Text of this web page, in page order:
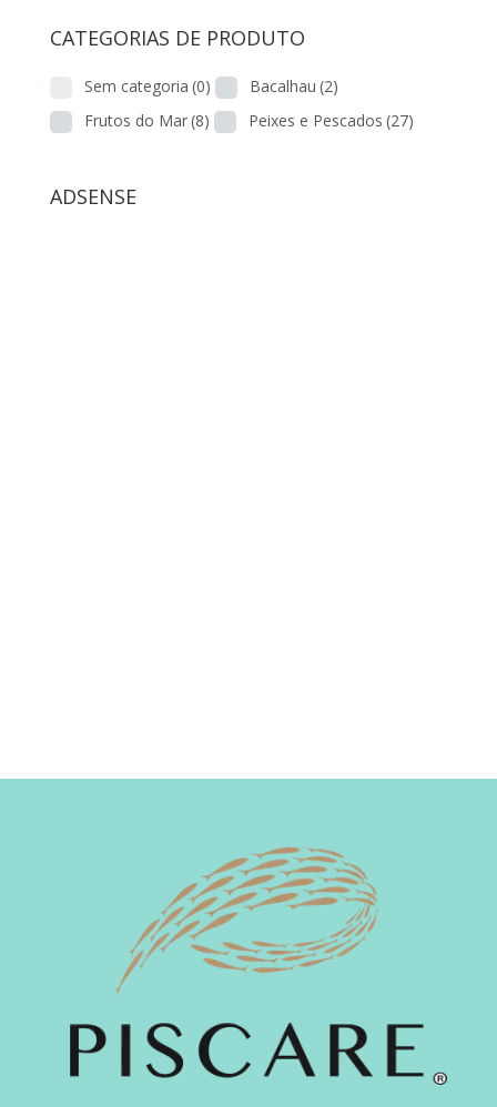
CATEGORIAS DE PRODUTO
Sem categoria (0) Bacalhau (2)
Frutos do Mar(8) Peixes e Pescados (27)
ADSENSE